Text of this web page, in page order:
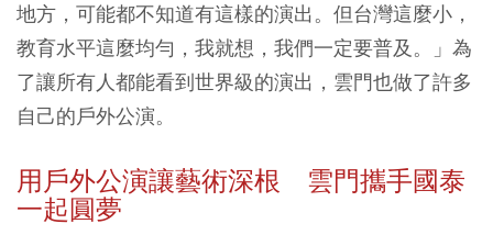
地方，可能都不知道有這樣的演出。但台灣這麼小，
教育水平這麼均勻，我就想，我們一定要普及。」為
了讓所有人都能看到世界級的演出，雲門也做了許多
自己的戶外公演。
用戶外公演讓藝術深根 雲門攜手國泰
一起圓夢